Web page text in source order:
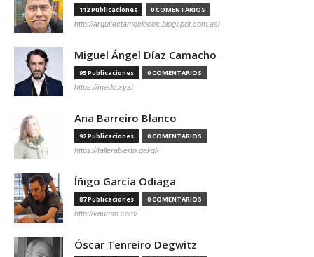
112 Publicaciones 0 COMENTARIOS
http://arquitectamoslocos.blogspot.com.es/
Miguel Ángel Díaz Camacho
95 Publicaciones 0 COMENTARIOS
https://madc.xyz/
Ana Barreiro Blanco
92 Publicaciones 0 COMENTARIOS
https://tallerabierto.gal/gl/
Íñigo García Odiaga
87 Publicaciones 0 COMENTARIOS
http://vaumm.com/
Óscar Tenreiro Degwitz